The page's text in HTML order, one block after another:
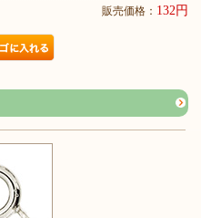
販売価格： 132円